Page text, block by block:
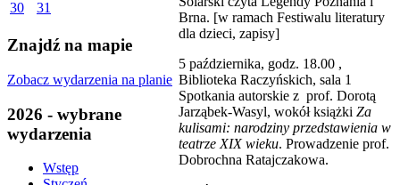
30
31
Znajdź na mapie
Zobacz wydarzenia na planie
2026 - wybrane
wydarzenia
Wstęp
Brna. [w ramach Festiwalu literatury
dla dzieci, zapisy]
5 października, godz. 18.00 ,
Biblioteka Raczyńskich, sala 1
Spotkania autorskie z prof. Dorotą
Jarząbek-Wasyl, wokół książki Za
kulisami: narodziny przedstawienia w
teatrze XIX wieku. Prowadzenie prof.
Dobrochna Ratajczakowa.